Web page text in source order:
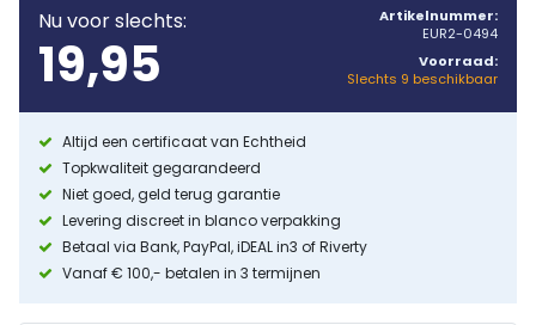
Nu voor slechts:
19,95
Artikelnummer:
EUR2-0494
Voorraad:
Slechts 9 beschikbaar
Altijd een certificaat van Echtheid
Topkwaliteit gegarandeerd
Niet goed, geld terug garantie
Levering discreet in blanco verpakking
Betaal via Bank, PayPal, iDEAL in3 of Riverty
Vanaf € 100,- betalen in 3 termijnen